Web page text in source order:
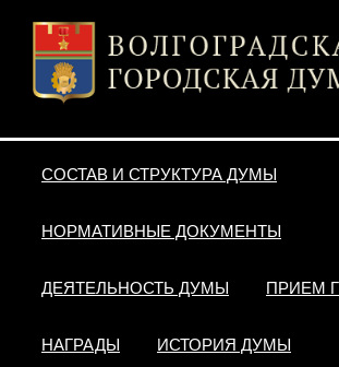
СОСТАВ И СТРУКТУРА ДУМЫ
НОРМАТИВНЫЕ ДОКУМЕНТЫ
ДЕЯТЕЛЬНОСТЬ ДУМЫ ПРИЕМ
НАГРАДЫ ИСТОРИЯ ДУМЫ